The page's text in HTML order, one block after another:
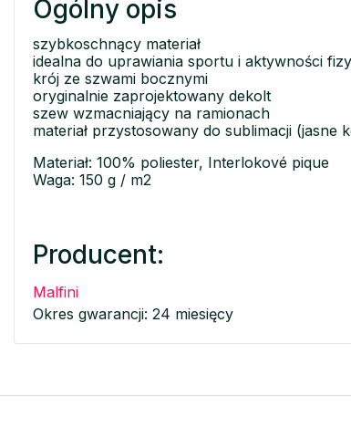
Ogólny opis
szybkoschnący materiał
idealna do uprawiania sportu i aktywności
krój ze szwami bocznymi
oryginalnie zaprojektowany dekolt
szew wzmacniający na ramionach
materiał przystosowany do sublimacji (jasne
Materiał: 100% poliester, Interlokové pique
Waga: 150 g / m2
Producent:
Malfini
Okres gwarancji: 24 miesięcy